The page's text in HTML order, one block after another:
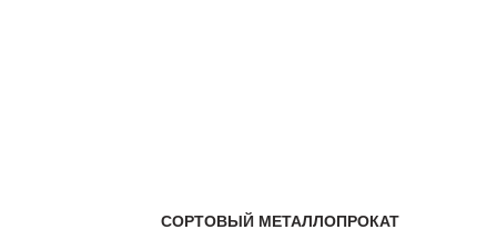
СОРТОВЫЙ МЕТАЛЛОПРОКАТ